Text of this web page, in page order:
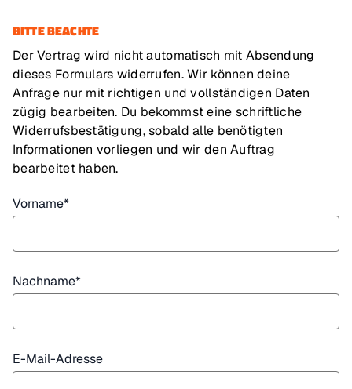
BITTE BEACHTE
Der Vertrag wird nicht automatisch mit Absendung
dieses Formulars widerrufen. Wir können deine
Anfrage nur mit richtigen und vollständigen Daten
zügig bearbeiten. Du bekommst eine schriftliche
Widerrufsbestätigung, sobald alle benötigten
Informationen vorliegen und wir den Auftrag
bearbeitet haben.
Vorname*
Nachname*
E-Mail-Adresse